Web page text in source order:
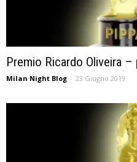
Premio Ricardo Oliveira
Milan Night Blog - 23 Giugno 2019